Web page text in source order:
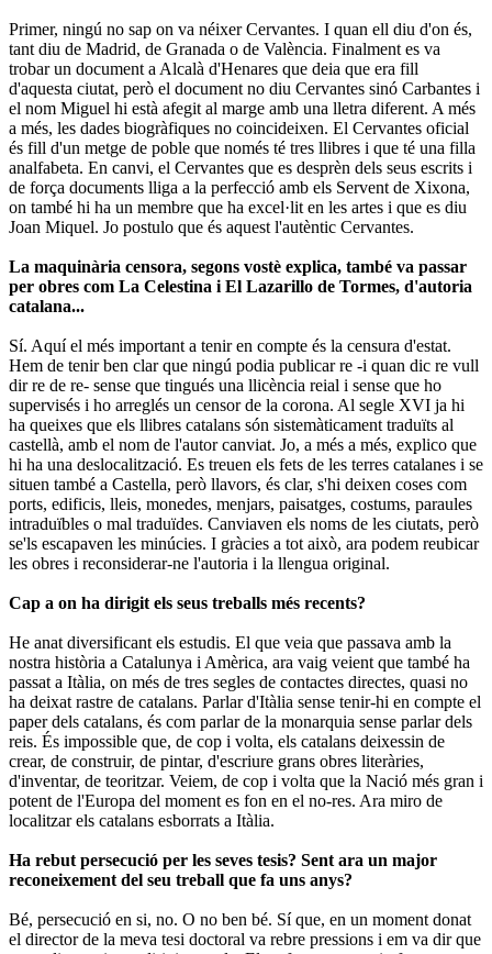
Primer, ningú no sap on va néixer Cervantes. I quan ell diu d'on és,
tant diu de Madrid, de Granada o de València. Finalment es va
trobar un document a Alcalà d'Henares que deia que era fill
d'aquesta ciutat, però el document no diu Cervantes sinó Carbantes i
el nom Miguel hi està afegit al marge amb una lletra diferent. A més
a més, les dades biogràfiques no coincideixen. El Cervantes oficial
és fill d'un metge de poble que només té tres llibres i que té una filla
analfabeta. En canvi, el Cervantes que es desprèn dels seus escrits i
de força documents lliga a la perfecció amb els Servent de Xixona,
on també hi ha un membre que ha excel·lit en les artes i que es diu
Joan Miquel. Jo postulo que és aquest l'autèntic Cervantes.
La maquinària censora, segons vostè explica, també va passar
per obres com La Celestina i El Lazarillo de Tormes, d'autoria
catalana...
Sí. Aquí el més important a tenir en compte és la censura d'estat.
Hem de tenir ben clar que ningú podia publicar re -i quan dic re vull
dir re de re- sense que tingués una llicència reial i sense que ho
supervisés i ho arreglés un censor de la corona. Al segle XVI ja hi
ha queixes que els llibres catalans són sistemàticament traduïts al
castellà, amb el nom de l'autor canviat. Jo, a més a més, explico que
hi ha una deslocalització. Es treuen els fets de les terres catalanes i se
situen també a Castella, però llavors, és clar, s'hi deixen coses com
ports, edificis, lleis, monedes, menjars, paisatges, costums, paraules
intraduïbles o mal traduïdes. Canviaven els noms de les ciutats, però
se'ls escapaven les minúcies. I gràcies a tot això, ara podem reubicar
les obres i reconsiderar-ne l'autoria i la llengua original.
Cap a on ha dirigit els seus treballs més recents?
He anat diversificant els estudis. El que veia que passava amb la
nostra història a Catalunya i Amèrica, ara vaig veient que també ha
passat a Itàlia, on més de tres segles de contactes directes, quasi no
ha deixat rastre de catalans. Parlar d'Itàlia sense tenir-hi en compte el
paper dels catalans, és com parlar de la monarquia sense parlar dels
reis. És impossible que, de cop i volta, els catalans deixessin de
crear, de construir, de pintar, d'escriure grans obres literàries,
d'inventar, de teoritzar. Veiem, de cop i volta que la Nació més gran i
potent de l'Europa del moment es fon en el no-res. Ara miro de
localitzar els catalans esborrats a Itàlia.
Ha rebut persecució per les seves tesis? Sent ara un major
reconeixement del seu treball que fa uns anys?
Bé, persecució en si, no. O no ben bé. Sí que, en un moment donat
el director de la meva tesi doctoral va rebre pressions i em va dir que